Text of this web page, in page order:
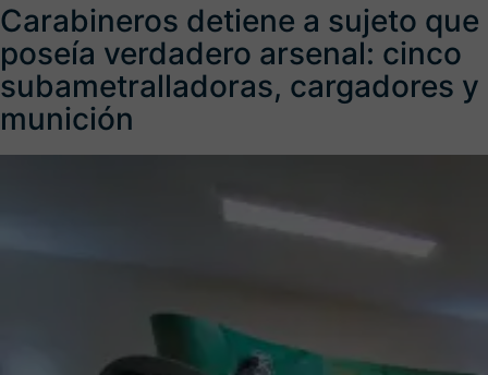
Carabineros detiene a sujeto que
poseía verdadero arsenal: cinco
subametralladoras, cargadores y
munición